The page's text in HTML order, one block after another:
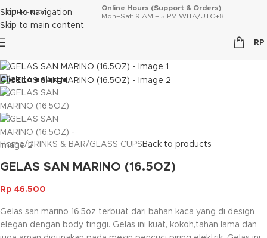
Skip to navigation
Skip to main content
CURRENCY
Online Hours (Support & Orders)
Mon–Sat: 9 AM – 5 PM WITA/UTC+8
RP
Click to enlarge
Home/DRINKS & BAR/GLASS CUPS Back to products
GELAS SAN MARINO (16.5OZ)
Rp 46.500
Gelas san marino 16,5oz terbuat dari bahan kaca yang di design
elegan dengan body tinggi. Gelas ini kuat, kokoh,tahan lama dan